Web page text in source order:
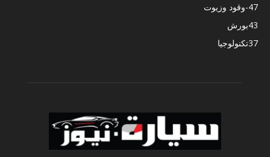
-وقود وزيوت47
بورش43
تكنولوجيا37